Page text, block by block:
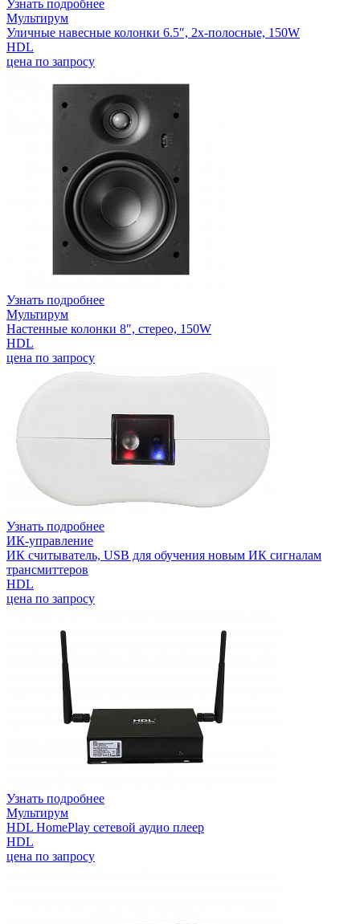
Узнать подробнее
Мультирум
Уличные навесные колонки 6.5″, 2х-полосные, 150W
HDL
цена по запросу
Узнать подробнее
Мультирум
Настенные колонки 8″, стерео, 150W
HDL
цена по запросу
Узнать подробнее
ИК-управление
ИК считыватель, USB для обучения новым ИК сигналам
трансмиттеров
HDL
цена по запросу
Узнать подробнее
Мультирум
HDL HomePlay сетевой аудио плеер
HDL
цена по запросу